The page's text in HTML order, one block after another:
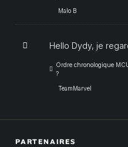
Malo B
Hello Dydy, je
Ordre chronologique
?
TeamMarvel
PARTENAIRES